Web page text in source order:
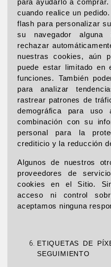
para ayudarlo a
cuando realice un
flash para personalizar
su navegador
rechazar
nuestras cookies, aún
puede estar limitado en
funciones. También
para analizar
rastrear patrones de
demográfica para uso
combinación con su
personal para la
crediticio y la reducción
Algunos de nuestros
proveedores de
cookies en el Sitio.
acceso ni control
aceptamos ninguna
ETIQUETAS DE
SEGUIMIENTO